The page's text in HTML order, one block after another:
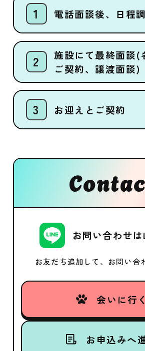
電話面談後、日程
施設にて最終面談(
ご契約、譲渡面談)
お迎えとご契約
お問い合わせは
お友だち追加して、お問い合
会いに行く
お申込みへ